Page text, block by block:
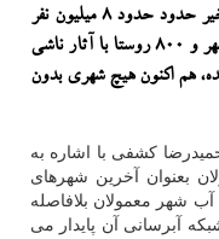
فاضلاب كشور اظهار داشت: طی روزهای اخیر حدود حدود ۸ میلیون نفر
از جمعیت شهری و روستایی ساكن در ۱۲۰ شهر و ۸۰۰ روستا با آثار ناشی
هم اكنون هیچ شهری بدون
كشفی با اشاره به
بعنوان آخرین شهرهای
شهر معمولان بلافاصله
آبرسانی آن پایدار می